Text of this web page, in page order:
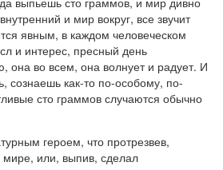
и мир вокруг, все звучит
явным, в каждом человеческом
и интерес, пресный день
она во всем, она волнует и радует. И
сознаешь как-то по-особому, по-
сто граммов случаются обычно
героем, что протрезвев,
мире, или, выпив, сделал